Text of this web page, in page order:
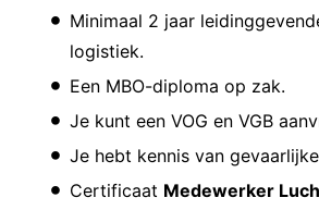
Minimaal 2 jaar
logistiek.
Een MBO-diploma op zak.
Je kunt een VOG en VGB
Je hebt kennis van
Certificaat Medewerker